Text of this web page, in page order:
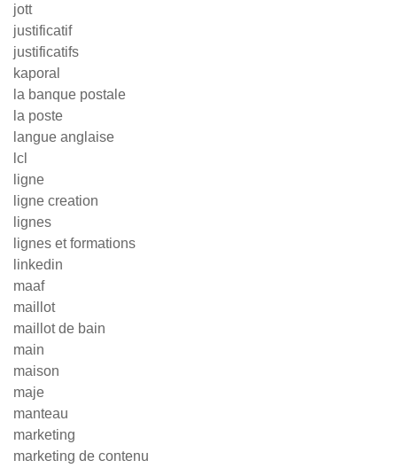
jott
justificatif
justificatifs
kaporal
la banque postale
la poste
langue anglaise
lcl
ligne
ligne creation
lignes
lignes et formations
linkedin
maaf
maillot
maillot de bain
main
maison
maje
manteau
marketing
marketing de contenu